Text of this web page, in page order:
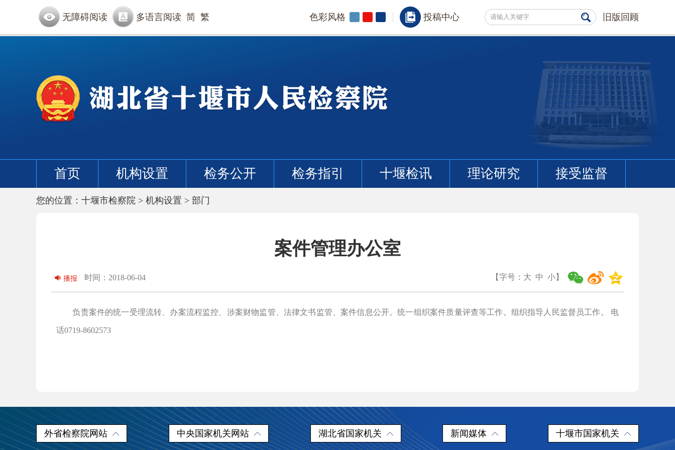
无障碍阅读 多语言阅读 简 繁 色彩风格 投稿中心 旧版回顾
首页 机构设置 检务公开 检务指引 十堰检讯 理论研究 接受监督
您的位置： 十堰市检察院 > 机构设置 > 部门
案件管理办公室
【字号： 大 中 小】
播报 时间：2018-06-04
负责案件的统一受理流转、办案流程监控、涉案财物监管、法律文书监管、案件信息公开。统一组织案件质量评查等工作。组织指导人民监督员工作。 电
话0719-8602573
外省检察院网站 中央国家机关网站 湖北省国家机关 新闻媒体 十堰市国家机关